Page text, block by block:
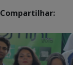
Compartilhar: